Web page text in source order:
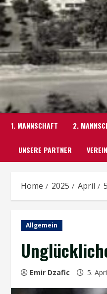
Skip
to
content
1. MANNSCHAFT 2.
UNSERE PARTNER VEREIN
Home 2025 April 5
Allgemein
Emir Dzafic 5.